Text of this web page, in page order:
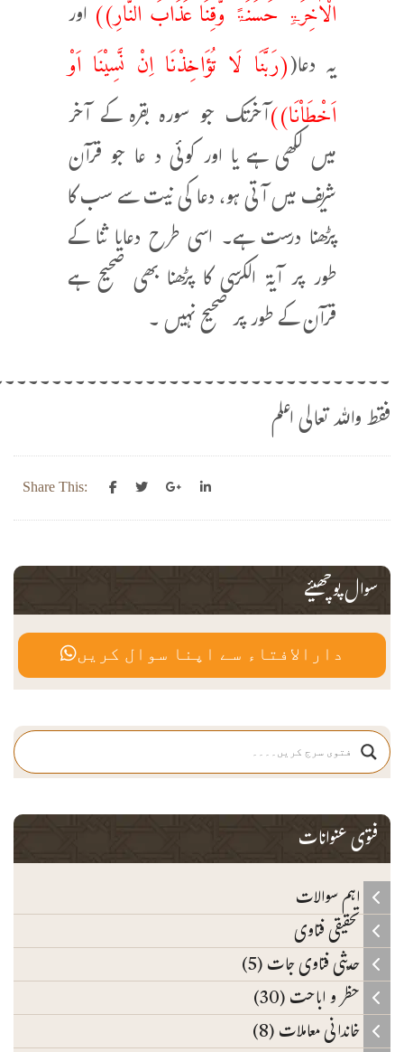
اور
یہ دعا((رَبَّنَا لَا تُؤَاخِذْنَا اِنْ نَّسِیْنَا اَوْ
اَخْطَاْنَا))آخرتک جو سورہ بقرہ کے آخر
میں لکھی ہے یا اور کوئی د عا جو قرآن
شریف میں آتی ہو، دعا کی نیت سے سب کا
پڑھنا درست ہے۔ اسی طرح دعایا ثنا کے
طور پر آیۃ الکرسی کا پڑھنا بھی صحیح ہے
قرآن کے طور پر صحیح نہیں ۔
فقط واللہ تعالی اعلم
Share This:
سوال پوچھیئے
دارالافتاء سے اپنا سوال کریں
فتوی عنوانات
اہم سوالات
تحقیقی فتاوی
حدیثی فتاوی جات (5)
حظر و اباحت (30)
خاندانی معاملات (8)